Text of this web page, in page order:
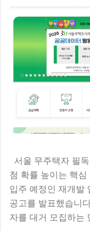
서울 무주택자 필
첨 확률 높이는 핵
입주 예정인 재개발
공고를 발표했습니
자를 대거 모집하는